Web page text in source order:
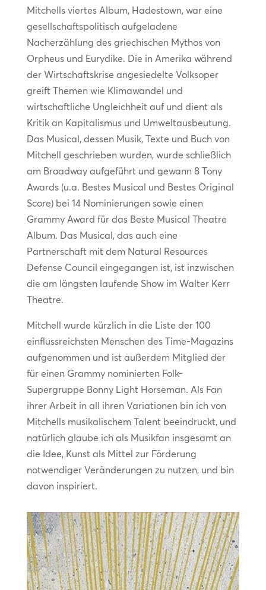
Mitchells viertes Album, Hadestown, war eine
gesellschaftspolitisch aufgeladene
Nacherzählung des griechischen Mythos von
Orpheus und Eurydike. Die in Amerika während
der Wirtschaftskrise angesiedelte Volksoper
greift Themen wie Klimawandel und
wirtschaftliche Ungleichheit auf und dient als
Kritik an Kapitalismus und Umweltausbeutung.
Das Musical, dessen Musik, Texte und Buch von
Mitchell geschrieben wurden, wurde schließlich
am Broadway aufgeführt und gewann 8 Tony
Awards (u.a. Bestes Musical und Bestes Original
Score) bei 14 Nominierungen sowie einen
Grammy Award für das Beste Musical Theatre
Album. Das Musical, das auch eine
Partnerschaft mit dem Natural Resources
Defense Council eingegangen ist, ist inzwischen
die am längsten laufende Show im Walter Kerr
Theatre.
Mitchell wurde kürzlich in die Liste der 100
einflussreichsten Menschen des Time-Magazins
aufgenommen und ist außerdem Mitglied der
für einen Grammy nominierten Folk-
Supergruppe Bonny Light Horseman. Als Fan
ihrer Arbeit in all ihren Variationen bin ich von
Mitchells musikalischem Talent beeindruckt, und
natürlich glaube ich als Musikfan insgesamt an
die Idee, Kunst als Mittel zur Förderung
notwendiger Veränderungen zu nutzen, und bin
davon inspiriert.